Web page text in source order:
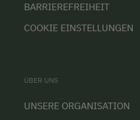
BARRIEREFREIHEIT
COOKIE EINSTELLUNGEN
ÜBER UNS
UNSERE ORGANISATION